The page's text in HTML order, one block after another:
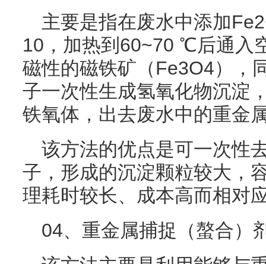
主要是指在废水中添加
10，加热到60~70 ℃后通入
磁性的磁铁矿（Fe3O4），
子一次性生成氢氧化物沉淀
铁氧体，出去废水中的重金
该方法的优点是可一次性
子，形成的沉淀颗粒较大，
理耗时较长、成本高而相对
04、重金属捕捉（螯合）